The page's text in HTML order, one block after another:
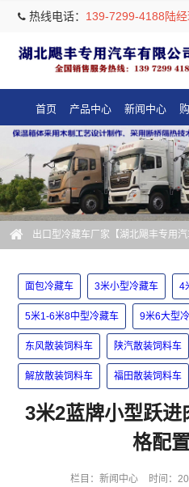
热线电话： 139-7299-4188陆经
首页 产品中心 新闻中心
出口型冷藏车厂家【湖北飓丰专用汽
面包冷藏车 3米小型冷藏车 4
5米1-6米8中型冷藏车 9米6大型
东风散装饲料车 陕汽散装饲料车
解放散装饲料车 福田散装饲料车
3米2蓝牌小型跃
格配
栏目： 新闻中心 时间：